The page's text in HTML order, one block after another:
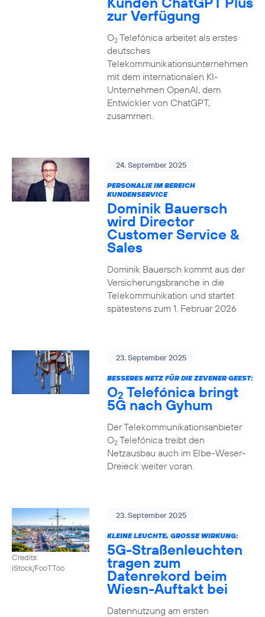
zur Verfügung
O2Telefónica arbeitet als erstes
deutsches
Telekommunikationsunternehmen
mit dem internationalen KI-
Unternehmen OpenAI, dem
Entwickler von ChatGPT,
zusammen.
24. September 2025
PERSONALIE IM BEREICH
KUNDENSERVICE
Dominik Bauersch
wird Director
Customer Service &
Sales
Dominik Bauersch kommt aus der
Versicherungsbranche in die
Telekommunikation und startet
spätestens zum 1. Februar 2026
23. September 2025
BESSERES NETZ FÜR DIE ZEVENER GEEST:
O2 Telefónica bringt
5G nach Gyhum
Der Telekommunikationsanbieter
O2Telefónica treibt den
Netzausbau auch im Elbe-Weser-
Dreieck weiter voran.
Credits:
iStock/FooTToo
23. September 2025
KLEINE LEUCHTE, GROSSE WIRKUNG:
5G-Straßenleuchten
tragen zum
Datenrekord beim
Wiesn-Auftakt bei
Datennutzung am ersten